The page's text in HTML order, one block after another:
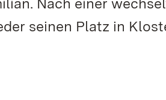
seinen Platz in